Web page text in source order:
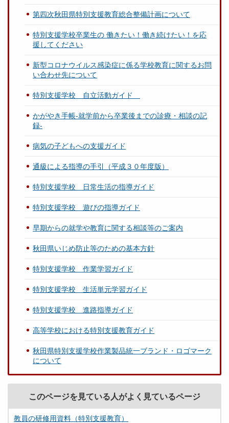
第四次秋田県特別支援教育総合整備計画について
特別支援学校卒業生の 働きたい！働き続けたい！を応
援してください
新型コロナウイルス感染症に係る学校教育に関するお問
い合わせ先について
特別支援学校 自立活動ガイド
かがやき手帳-就学前から卒業後までの診療・相談の記
録-
病気の子どもへの支援ガイド
通級による指導の手引（平成３０年度版）
特別支援学校 日常生活の指導ガイド
特別支援学校 遊びの指導ガイド
早期からの就学や教育に関する相談等のご案内
秋田県いじめ防止等のための基本方針
特別支援学校 作業学習ガイド
特別支援学校 生活単元学習ガイド
特別支援学校 進路指導ガイド
高等学校における特別支援教育ガイド
秋田県特別支援学校作業製品統一ブランド・ロゴマーク
について
このページを見ている人がよく見ているページ
教員の研修用資料（特別支援教育）